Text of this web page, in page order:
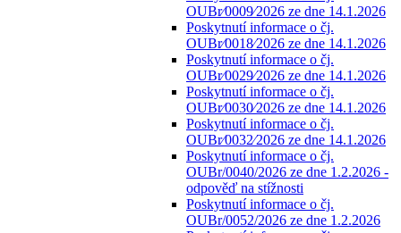
OUBr⁄0009⁄2026 ze dne 14.1.2026
Poskytnutí informace o čj.
OUBr⁄0018⁄2026 ze dne 14.1.2026
Poskytnutí informace o čj.
OUBr⁄0029⁄2026 ze dne 14.1.2026
Poskytnutí informace o čj.
OUBr⁄0030⁄2026 ze dne 14.1.2026
Poskytnutí informace o čj.
OUBr⁄0032⁄2026 ze dne 14.1.2026
Poskytnutí informace o čj.
OUBr/0040/2026 ze dne 1.2.2026 -
odpověď na stížnosti
Poskytnutí informace o čj.
OUBr/0052/2026 ze dne 1.2.2026